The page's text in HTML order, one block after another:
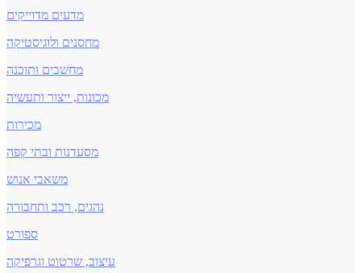
מדעים מדוייקים
מחסנים ולוגיסטיקה
מחשבים ותוכנה
מכונות, ייצור ותעשיה
מכירות
מסעדנות ובתי קפה
משאבי אנוש
נהגים, רכב ותחבורה
ספורט
עיצוב, שרטוט וגרפיקה